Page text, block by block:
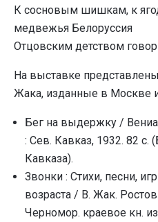
К сосновым шишкам, к
медвежья Белоруссия
Отцовским детством
На выставке
Жака, изданные в Москве
Бег на выдержку /
: Сев. Кавказ, 1932. 82 с.
Кавказа).
Звонки : Стихи, песни,
возраста / В. Жак.
Черномор. краевое кн.